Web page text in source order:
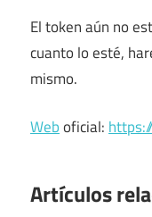
El token aún no
cuanto lo esté,
mismo.
Weboficial:
Artículos